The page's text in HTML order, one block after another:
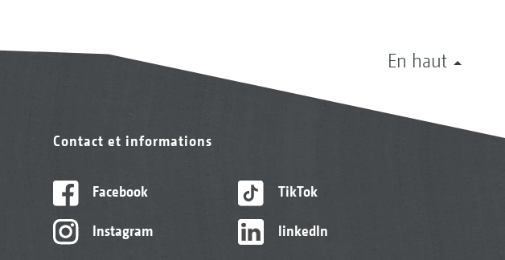
En haut
Contact et informations
Facebook
Instagram
TikTok
linkedIn